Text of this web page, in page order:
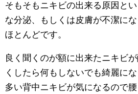
そもそもニキビの出来る原因と
な分泌、もしくは皮膚が不潔にな
ほとんどです。
良く聞くのが額に出来たニキビ
くしたら何もしないでも綺麗に
多い背中ニキビが気になるので